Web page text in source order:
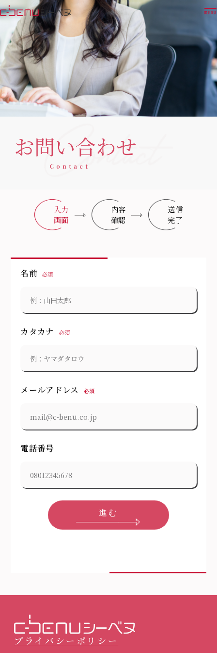
menu
入力
画面
内容
確認
送信
完了
名前 必須
カタカナ 必須
メールアドレス 必須
電話番号
進む
プライバシーポリシー